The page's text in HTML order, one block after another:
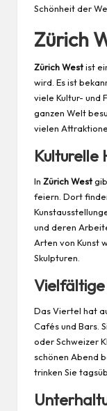
Schönheit der
Zürich
Zürich Westist
wird. Es ist
viele Kultur- und
ganzen Welt
vielen
Kulturelle
In Zürich West
feiern. Dort
und deren
Arten von Kunst
Skulpturen.
Das Viertel hat
Cafés und Bars.
oder Schweizer
schönen Abend
trinken Sie